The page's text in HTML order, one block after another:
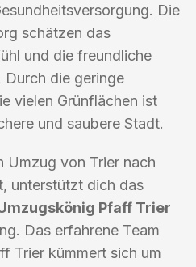
Die
schätzen das
und die freundliche
Durch die geringe
vielen Grünflächen ist
und saubere Stadt.
Umzug von Trier nach
unterstützt dich das
Pfaff Trier
Das erfahrene Team
Trier kümmert sich um